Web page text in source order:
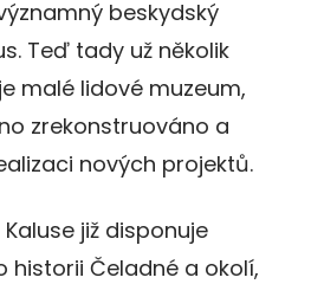
beskydský
Teď tady už několik
malé lidové muzeum,
zrekonstruováno a
nových projektů.
již disponuje
historii Čeladné a okolí,